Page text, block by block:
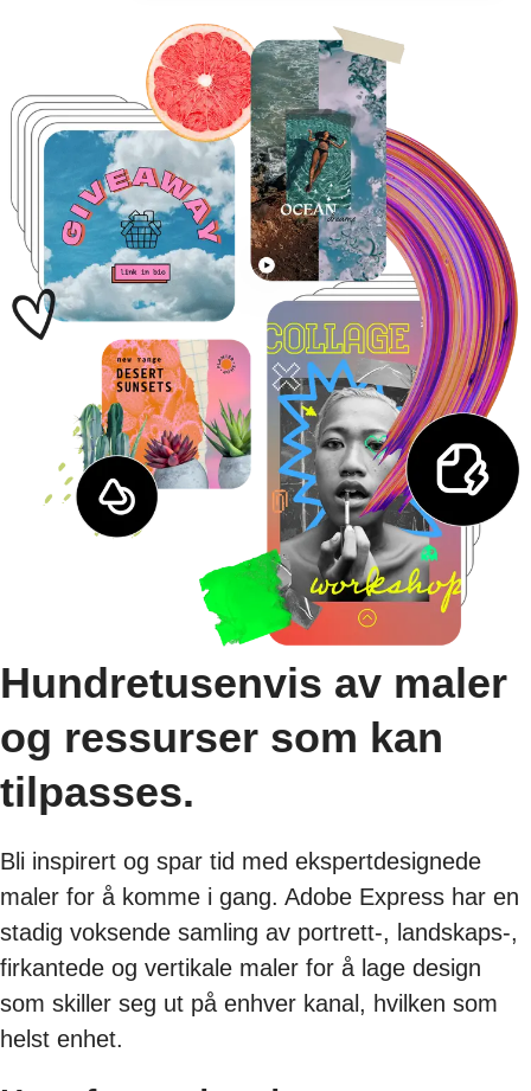
Hundretusenvis av maler
og ressurser som kan
tilpasses.
Bli inspirert og spar tid med ekspertdesignede
maler for å komme i gang. Adobe Express har en
stadig voksende samling av portrett-, landskaps-,
firkantede og vertikale maler for å lage design
som skiller seg ut på enhver kanal, hvilken som
helst enhet.